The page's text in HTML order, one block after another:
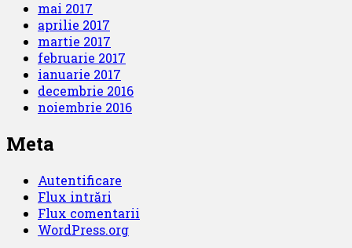
mai 2017
aprilie 2017
martie 2017
februarie 2017
ianuarie 2017
decembrie 2016
noiembrie 2016
Meta
Autentificare
Flux intrări
Flux comentarii
WordPress.org